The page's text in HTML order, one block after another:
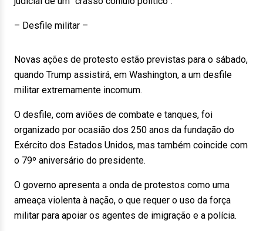
– Desfile militar –
Novas ações de protesto estão previstas para o sábado,
quando Trump assistirá, em Washington, a um desfile
militar extremamente incomum.
O desfile, com aviões de combate e tanques, foi
organizado por ocasião dos 250 anos da fundação do
Exército dos Estados Unidos, mas também coincide com
o 79º aniversário do presidente.
O governo apresenta a onda de protestos como uma
ameaça violenta à nação, o que requer o uso da força
militar para apoiar os agentes de imigração e a polícia.